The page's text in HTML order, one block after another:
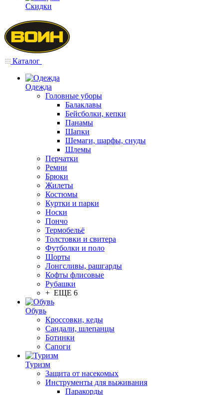
Скидки
Каталог
Одежда
Головные уборы
Балаклавы
Бейсболки, кепки
Панамы
Шапки
Шемаги, шарфы, снуды
Шлемы
Перчатки
Ремни
Брюки
Жилеты
Костюмы
Куртки и парки
Носки
Пончо
Термобельё
Толстовки и свитера
Футболки и поло
Шорты
Лонгсливы, рашгарды
Кофты флисовые
Рубашки
+ ЕЩЕ 6
Обувь
Кроссовки, кеды
Сандали, шлепанцы
Ботинки
Сапоги
Туризм
Защита от насекомых
Инструменты для выживания
Паракорды